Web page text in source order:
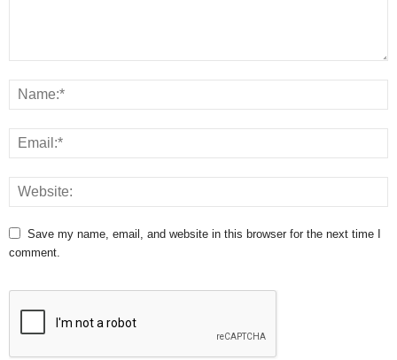
Save my name, email, and website in this browser for the next time I
comment.